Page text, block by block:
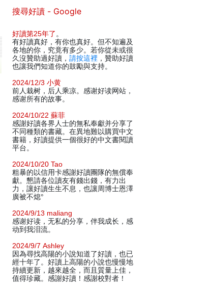
搜尋好讀 - Google
好讀第25年了 。
有好讀真好，有你也真好。但不知遍及
各地的你，究竟有多少。若你從未或很
久沒贊助過好讀， 請按這裡 ，贊助好讀
也讓我們知道你的鼓勵與支持。
2024/12/3 小黄
前人栽树，后人乘凉。感谢好读网站，
感谢所有的故事。
2024/10/22 蘇菲
感謝好讀各界人士的無私奉獻并分享了
不同種類的書藏。在異地難以購買中文
書籍，好讀提供一個很好的中文書閱讀
平台。
2024/10/20 Tao
粗暴的以信用卡感謝好讀團隊的無償奉
獻。懇請各位讀友有錢出錢，有力出
力，讓好讀生生不息，也讓周博士恩澤
廣被不熄°
2024/9/13 maliang
感谢好读，无私的分享，伴我成长，感
动到我泪流。
2024/9/7 Ashley
因為尋找高陽的小說知道了好讀，也已
經十年了。好讀上高陽的小說也慢慢地
持續更新，越來越全，而且質量上佳，
值得珍藏。感謝好讀！感謝校對者！